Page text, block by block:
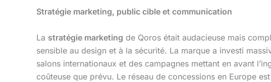
Stratégie marketing, public cible et communication
La stratégie marketing de Qoros était audacieuse mais
sensible au design et à la sécurité. La marque a investi
salons internationaux et des campagnes mettant en avant
coûteuse que prévu. Le réseau de concessions en Europe